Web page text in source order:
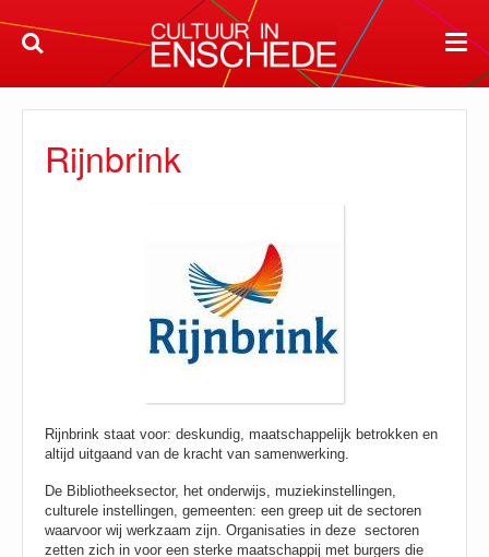
Rijnbrink
Rijnbrink staat voor: deskundig, maatschappelijk betrokken en
altijd uitgaand van de kracht van samenwerking.
De Bibliotheeksector, het onderwijs, muziekinstellingen,
culturele instellingen, gemeenten: een greep uit de sectoren
waarvoor wij werkzaam zijn. Organisaties in deze sectoren
zetten zich in voor een sterke maatschappij met burgers die